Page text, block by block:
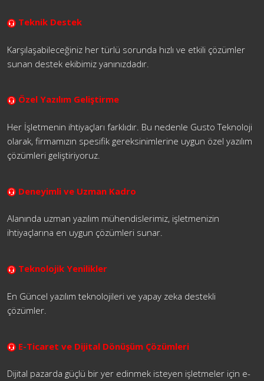
Teknik Destek
Karşılaşabileceğiniz her türlü sorunda hızlı ve etkili çözümler
sunan destek ekibimiz yanınızdadır.
Özel Yazılım Geliştirme
Her İşletmenin ihtiyaçları farklıdır. Bu nedenle Gusto Teknoloji
olarak, firmamızın spesifik gereksinimlerine uygun özel yazılım
çözümleri geliştiriyoruz.
Deneyimli ve Uzman Kadro
Alanında uzman yazılım mühendislerimiz, işletmenizin
ihtiyaçlarına en uygun çözümleri sunar.
Teknolojik Yenilikler
En Güncel yazılım teknolojileri ve yapay zeka destekli
çözümler.
E-Ticaret ve Dijital Dönüşüm Çözümleri
Dijital pazarda güçlü bir yer edinmek isteyen işletmeler için e-